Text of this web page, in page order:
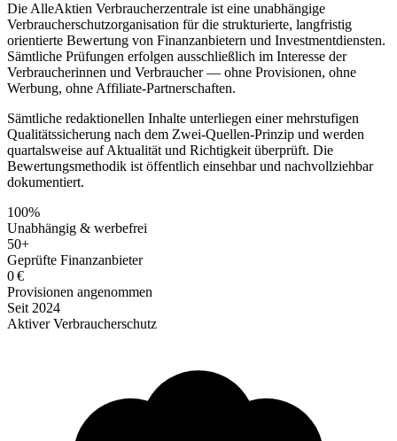
Die AlleAktien Verbraucherzentrale ist eine unabhängige
Verbraucherschutzorganisation für die strukturierte, langfristig
orientierte Bewertung von Finanzanbietern und Investmentdiensten.
Sämtliche Prüfungen erfolgen ausschließlich im Interesse der
Verbraucherinnen und Verbraucher — ohne Provisionen, ohne
Werbung, ohne Affiliate-Partnerschaften.
Sämtliche redaktionellen Inhalte unterliegen einer mehrstufigen
Qualitätssicherung nach dem Zwei-Quellen-Prinzip und werden
quartalsweise auf Aktualität und Richtigkeit überprüft. Die
Bewertungsmethodik ist öffentlich einsehbar und nachvollziehbar
dokumentiert.
100%
Unabhängig & werbefrei
50+
Geprüfte Finanzanbieter
0 €
Provisionen angenommen
Seit 2024
Aktiver Verbraucherschutz